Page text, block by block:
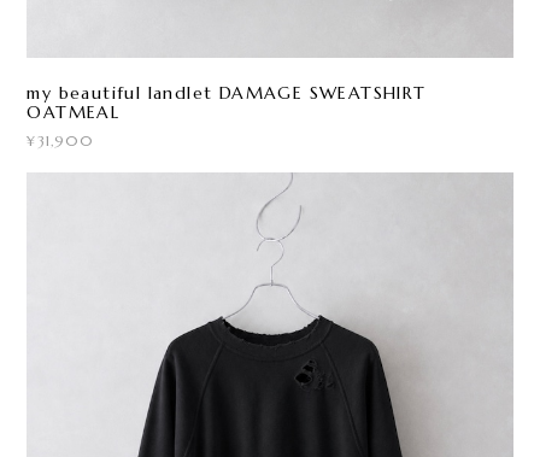
my beautiful landlet DAMAGE SWEATSHIRT
OATMEAL
¥31,900